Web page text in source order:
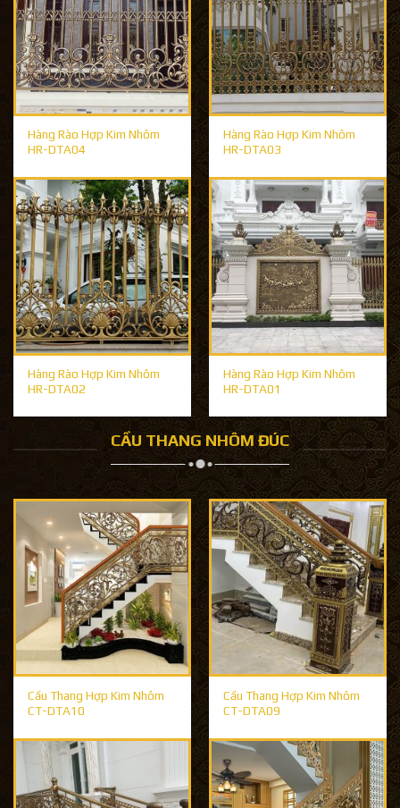
Hàng Rào Hợp Kim Nhôm
HR-DTA04
Hàng Rào Hợp Kim Nhôm
HR-DTA03
Hàng Rào Hợp Kim Nhôm
HR-DTA02
Hàng Rào Hợp Kim Nhôm
HR-DTA01
CẦU THANG NHÔM ĐÚC
Cầu Thang Hợp Kim Nhôm
CT-DTA10
Cầu Thang Hợp Kim Nhôm
CT-DTA09